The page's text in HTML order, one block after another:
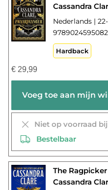
Cassandra
Nederlands |
9789024595082
Hardback
€29,99
Niet op voorraad
Bestelbaar
The
Cassandra